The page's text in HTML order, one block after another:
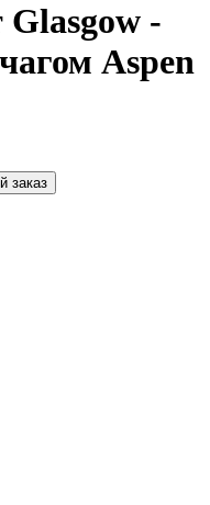
-
Aspen
заказ